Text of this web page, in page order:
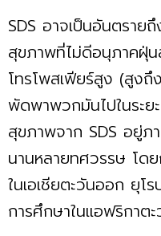
SDS อาจเป็นอันตรา
สุขภาพที่ไม่ดีอนุภาคฝุ่น
โทรโพสเฟียร์สูง (สูงถึ
พัดพาพวกมันไปในระย
สุขภาพจาก SDS อยู่ภ
นานหลายทศวรรษ โด
ในเอเชียตะวันออก ยุโ
การศึกษาในแอฟริกาต